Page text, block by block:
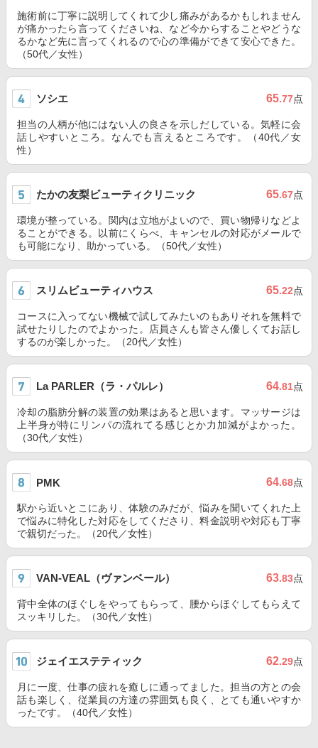
施術前に丁寧に説明してくれて少し痛みがあるかもしれません
が痛かったら言ってくださいね、など今からすることやどうな
るかなど先に言ってくれるので心の準備ができて安心できた。
（50代／女性）
ソシエ 65.77点
担当の人柄が他にはない人の良さを示しだしている。気軽に会
話しやすいところ。なんでも言えるところです。（40代／女
性）
たかの友梨ビューティクリニック 65.67点
環境が整っている。関内は立地がよいので、買い物帰りなどよ
ることができる。以前にくらべ、キャンセルの対応がメールで
も可能になり、助かっている。（50代／女性）
スリムビューティハウス 65.22点
コースに入ってない機械で試してみたいのもありそれを無料で
試せたりしたのでよかった。店員さんも皆さん優しくてお話し
するのが楽しかった。（20代／女性）
La PARLER（ラ・パルレ） 64.81点
冷却の脂肪分解の装置の効果はあると思います。マッサージは
上半身が特にリンパの流れてる感じとか力加減がよかった。
（30代／女性）
PMK 64.68点
駅から近いとこにあり、体験のみだが、悩みを聞いてくれた上
で悩みに特化した対応をしてくださり、料金説明や対応も丁寧
で親切だった。（20代／女性）
VAN-VEAL（ヴァンベール） 63.83点
背中全体のほぐしをやってもらって、腰からほぐしてもらえて
スッキリした。（30代／女性）
ジェイエステティック 62.29点
月に一度、仕事の疲れを癒しに通ってました。担当の方との会
話も楽しく、従業員の方達の雰囲気も良く、とても通いやすか
ったです。（40代／女性）